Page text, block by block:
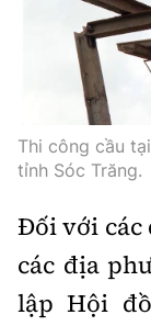
Thi công cầu
tỉnh Sóc Trăng.
Đối với các
các địa
lập Hội